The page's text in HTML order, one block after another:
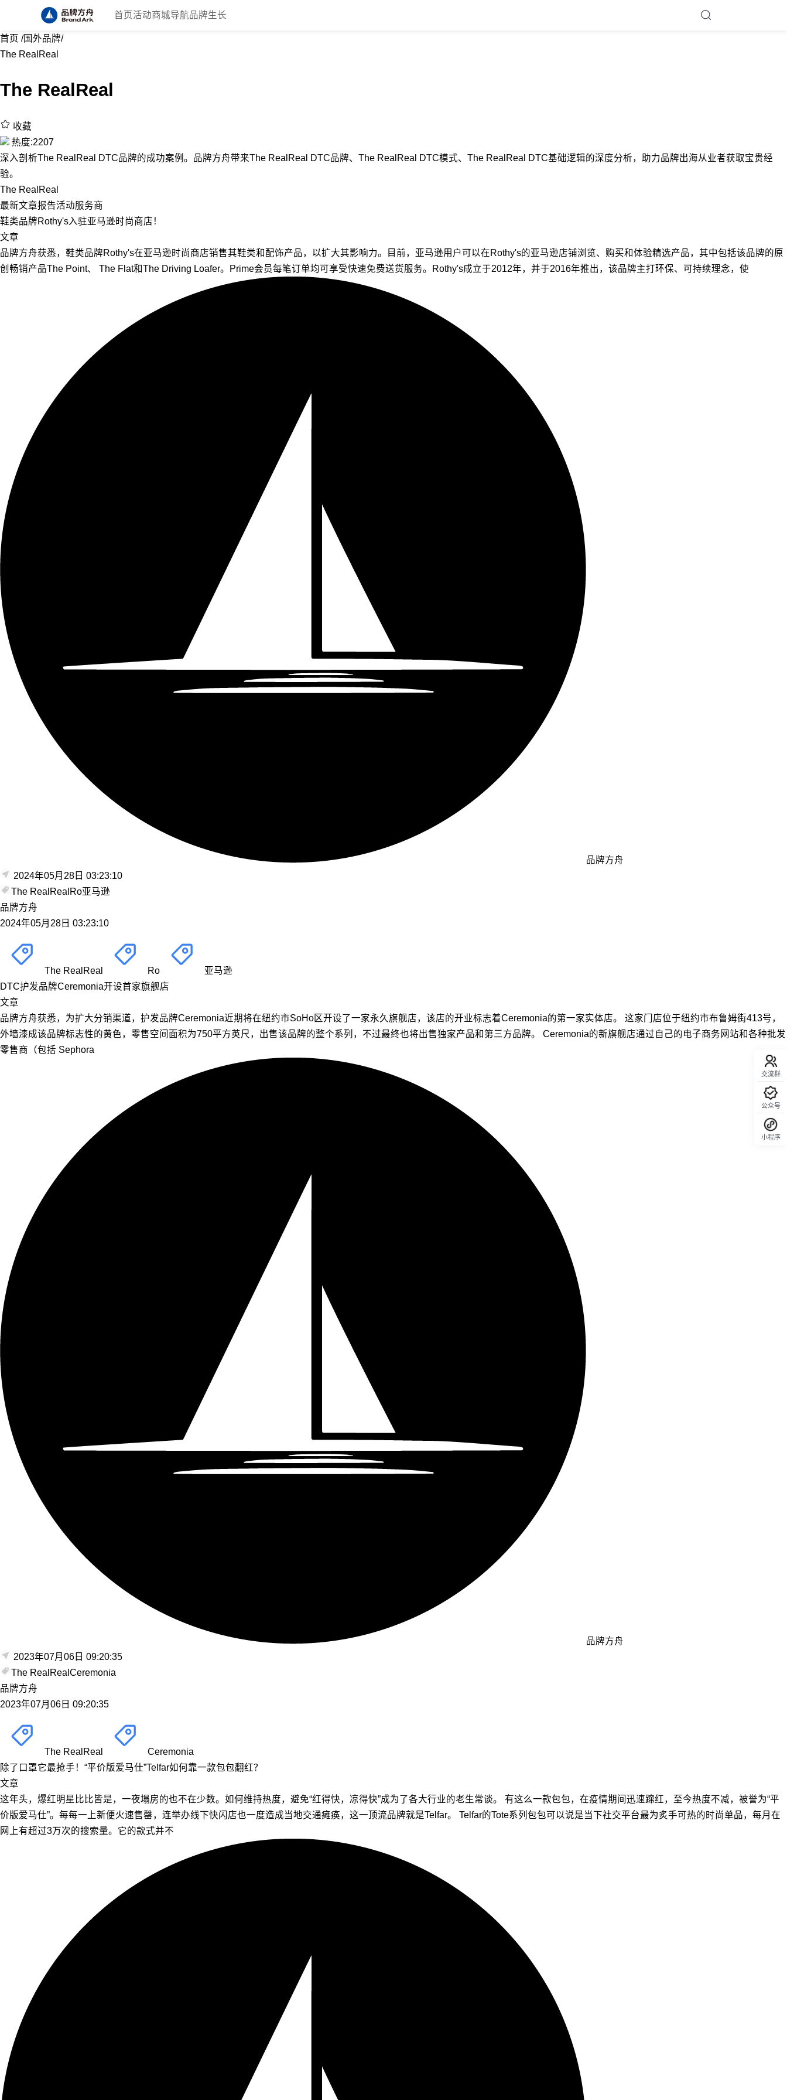
首页 活动商城导航品牌生长
首页 /国外品牌/
The RealReal
The RealReal
收藏
热度:2207
深入剖析The RealReal DTC品牌的成功案例。品牌方舟带来The RealReal DTC品牌、The RealReal DTC模式、The RealReal DTC基础逻辑的深度分析，助力品牌出海从业者获取宝贵经
验。
The RealReal
最新文章报告活动服务商
鞋类品牌Rothy's入驻亚马逊时尚商店！
文章
品牌方舟获悉，鞋类品牌Rothy's在亚马逊时尚商店销售其鞋类和配饰产品，以扩大其影响力。目前，亚马逊用户可以在Rothy's的亚马逊店铺浏览、购买和体验精选产品，其中包括该品牌的原
创畅销产品The Point、 The Flat和The Driving Loafer。Prime会员每笔订单均可享受快速免费送货服务。Rothy's成立于2012年，并于2016年推出，该品牌主打环保、可持续理念，使
品牌方舟
2024年05月28日 03:23:10
The RealReal Ro亚马逊
品牌方舟
2024年05月28日 03:23:10
The RealReal Ro
亚马逊
DTC护发品牌Ceremonia开设首家旗舰店
文章
品牌方舟获悉，为扩大分销渠道，护发品牌Ceremonia近期将在纽约市SoHo区开设了一家永久旗舰店，该店的开业标志着Ceremonia的第一家实体店。 这家门店位于纽约市布鲁姆街413号，
外墙漆成该品牌标志性的黄色，零售空间面积为750平方英尺，出售该品牌的整个系列，不过最终也将出售独家产品和第三方品牌。 Ceremonia的新旗舰店通过自己的电子商务网站和各种批发
零售商（包括 Sephora
品牌方舟
2023年07月06日 09:20:35
The RealReal Ceremonia
品牌方舟
2023年07月06日 09:20:35
The RealReal
Ceremonia
除了口罩它最抢手！“平价版爱马仕”Telfar如何靠一款包包翻红？
文章
这年头，爆红明星比比皆是，一夜塌房的也不在少数。如何维持热度，避免“红得快，凉得快”成为了各大行业的老生常谈。 有这么一款包包，在疫情期间迅速蹿红，至今热度不减，被誉为“平
价版爱马仕”。每每一上新便火速售罄，连举办线下快闪店也一度造成当地交通瘫痪，这一顶流品牌就是Telfar。 Telfar的Tote系列包包可以说是当下社交平台最为炙手可热的时尚单品，每月在
网上有超过3万次的搜索量。它的款式并不
交流群
公众号
小程序